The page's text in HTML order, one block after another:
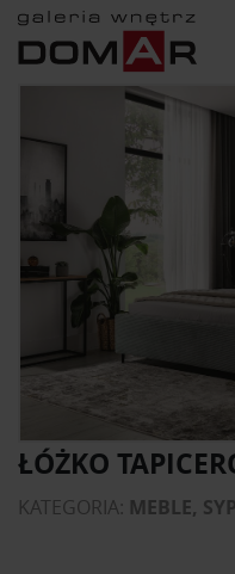
ŁÓŻKO
KATEGORIA: MEBLE,